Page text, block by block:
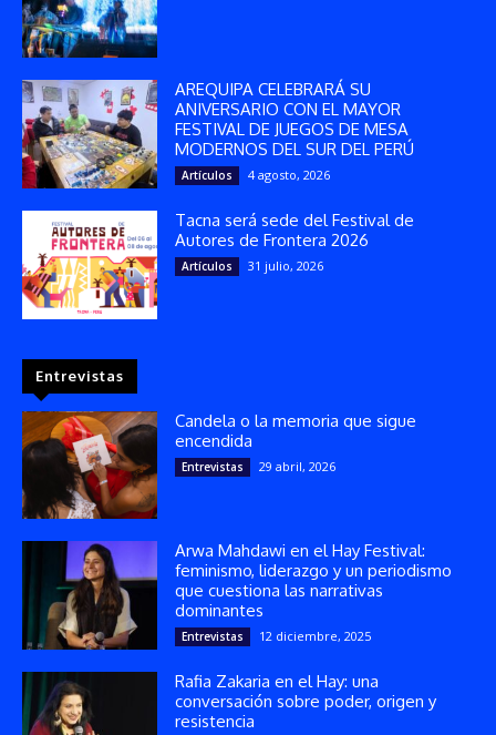
AREQUIPA CELEBRARÁ SU
ANIVERSARIO CON EL MAYOR
FESTIVAL DE JUEGOS DE MESA
MODERNOS DEL SUR DEL PERÚ
Artículos 4 agosto, 2026
Tacna será sede del Festival de
Autores de Frontera 2026
Artículos 31 julio, 2026
Entrevistas
Candela o la memoria que sigue
encendida
Entrevistas 29 abril, 2026
Arwa Mahdawi en el Hay Festival:
feminismo, liderazgo y un periodismo
que cuestiona las narrativas
dominantes
Entrevistas 12 diciembre, 2025
Rafia Zakaria en el Hay: una
conversación sobre poder, origen y
resistencia